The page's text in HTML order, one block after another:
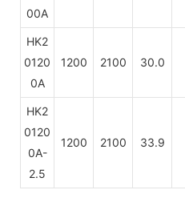
00A
HK2
0120
0A
1200 2100 30.0
HK2
0120
0A-
2.5
1200 2100 33.9